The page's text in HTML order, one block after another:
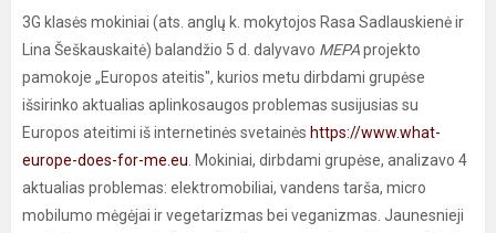
3G klasės mokiniai (ats. anglų k. mokytojos Rasa Sadlauskienė ir
Lina Šeškauskaitė) balandžio 5 d. dalyvavo MEPAprojekto
pamokoje „Europos ateitis", kurios metu dirbdami grupėse
išsirinko aktualias aplinkosaugos problemas susijusias su
Europos ateitimi iš internetinės svetainės https://www.what-
europe-does-for-me.eu . Mokiniai, dirbdami grupėse, analizavo 4
aktualias problemas: elektromobiliai, vandens tarša, micro
mobilumo mėgėjai ir vegetarizmas bei veganizmas. Jaunesnieji